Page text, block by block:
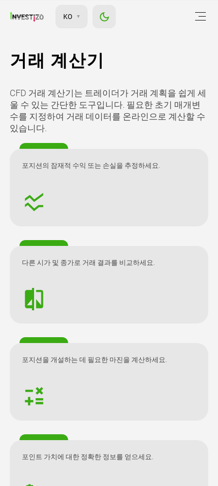
KO
거래 계산기
CFD 거래 계산기는 트레이더가 거래 계획을 쉽게 세
울 수 있는 간단한 도구입니다. 필요한 초기 매개변
수를 지정하여 거래 데이터를 온라인으로 계산할 수
있습니다.
포지션의 잠재적 수익 또는 손실을 추정하세요.
다른 시가 및 종가로 거래 결과를 비교하세요.
포지션을 개설하는 데 필요한 마진을 계산하세요.
포인트 가치에 대한 정확한 정보를 얻으세요.